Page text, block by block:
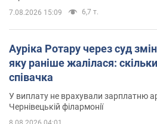
7.08.2026 15:09 6,7 т.
Ауріка Ротару через суд
яку раніше жалілася:
співачка
У виплату не врахували зарплатню
Чернівецькій філармонії